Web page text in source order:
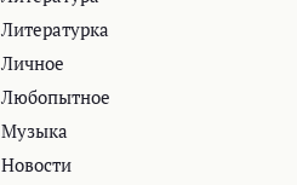
Литературка
Личное
Любопытное
Музыка
Новости